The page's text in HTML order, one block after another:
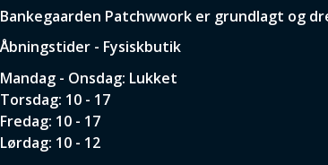
Bankegaarden Patchwwork er grundlagt og
Åbningstider - Fysiskbutik
Mandag - Onsdag: Lukket
Torsdag: 10 - 17
Fredag: 10 - 17
Lørdag: 10 - 12